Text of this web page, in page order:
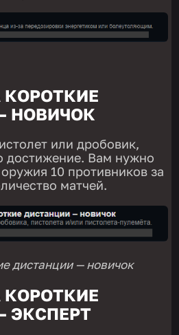
КОРОТКИЕ
НОВИЧОК
или дробовик,
достижение. Вам нужно
10 противников за
матчей.
дистанции — новичок
КОРОТКИЕ
ЭКСПЕРТ